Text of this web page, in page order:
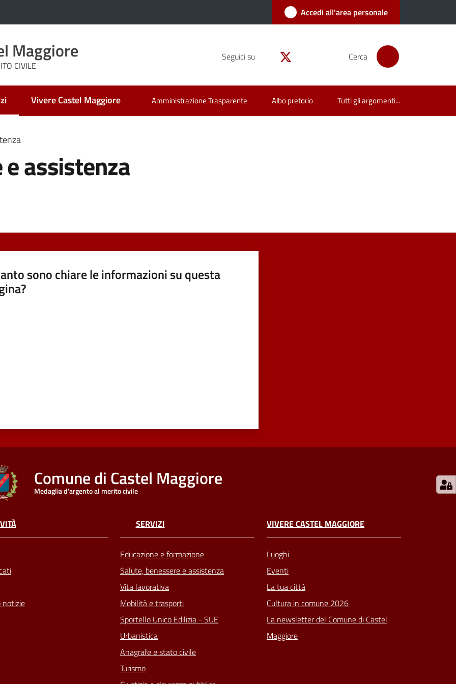
Accedi all'area personale
Maggiore
CIVILE
Seguici su Cerca
selezionatoVivere Castel Maggiore Amministrazione Trasparente Albo pretorio Tutti gli argomenti...
assistenza
sono chiare le informazioni su questa
Comune di Castel Maggiore
Medaglia d'argento al merito civile
notizie
SERVIZI
Educazione e formazione
Salute, benessere e assistenza
Vita lavorativa
Mobilità e trasporti
Sportello Unico Edilizia - SUE
Urbanistica
Anagrafe e stato civile
Turismo
VIVERE CASTEL MAGGIORE
Luoghi
Eventi
La tua città
Cultura in comune 2026
La newsletter del Comune di Castel
Maggiore